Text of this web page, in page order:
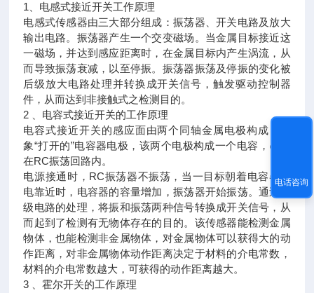
1、电感式接近开关工作原理
电感式传感器由三大部分组成：振荡器、开关电路及放大
输出电路。振荡器产生一个交变磁场。当金属目标接近这
一磁场，并达到感应距离时，在金属目标内产生涡流，从
而导致振荡衰减，以至停振。振荡器振荡及停振的变化被
后级放大电路处理并转换成开关信号，触发驱动控制器
件，从而达到非接触式之检测目的。
2 、电容式接近开关的工作原理
电容式接近开关的感应面由两个同轴金属电极构成，很
象“打开的”电容器电极，该两个电极构成一个电容，串接
在RC振荡回路内。
电源接通时，RC振荡器不振荡，当一目标朝着电容器的
电靠近时，电容器的容量增加，振荡器开始振荡。通过后
级电路的处理，将振和振荡两种信号转换成开关信号，从
而起到了检测有无物体存在的目的。该传感器能检测金属
物体，也能检测非金属物体，对金属物体可以获得大的动
作距离，对非金属物体动作距离决定于材料的介电常数，
材料的介电常数越大，可获得的动作距离越大。
3 、霍尔开关的工作原理
电话咨询